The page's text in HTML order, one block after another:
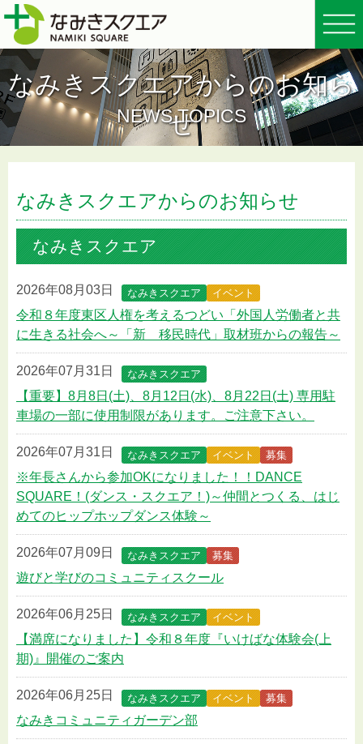
なみきスクエアからのお知ら
せ
NEWS TOPICS
なみきスクエアからのお知らせ
なみきスクエア
2026年08月03日 なみきスクエア イベント
令和８年度東区人権を考えるつどい「外国人労働者と共
に生きる社会へ～「新 移民時代」取材班からの報告～
2026年07月31日 なみきスクエア
【重要】8月8日(土)、8月12日(水)、8月22日(土) 専用駐
車場の一部に使用制限があります。ご注意下さい。
2026年07月31日 なみきスクエア イベント 募集
※年長さんから参加OKになりました！！DANCE
SQUARE！(ダンス・スクエア！)～仲間とつくる、はじ
めてのヒップホップダンス体験～
2026年07月09日 なみきスクエア 募集
遊びと学びのコミュニティスクール
2026年06月25日 なみきスクエア イベント
【満席になりました】令和８年度『いけばな体験会(上
期)』開催のご案内
2026年06月25日 なみきスクエア イベント 募集
なみきコミュニティガーデン部